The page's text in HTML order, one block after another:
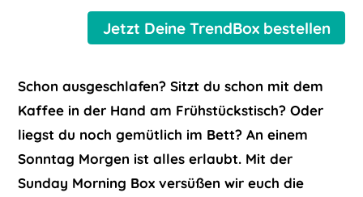
Jetzt Deine TrendBox bestellen
Schon ausgeschlafen? Sitzt du schon mit dem
Kaffee in der Hand am Frühstückstisch? Oder
liegst du noch gemütlich im Bett? An einem
Sonntag Morgen ist alles erlaubt. Mit der
Sunday Morning Box versüßen wir euch die